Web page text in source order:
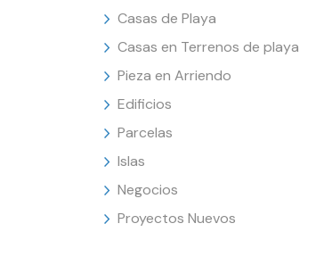
Casas de Playa
Casas en Terrenos de playa
Pieza en Arriendo
Edificios
Parcelas
Islas
Negocios
Proyectos Nuevos